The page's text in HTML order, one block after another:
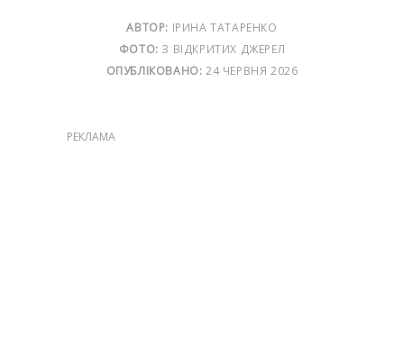
АВТОР: ІРИНА ТАТАРЕНКО
ФОТО: З ВІДКРИТИХ ДЖЕРЕЛ
ОПУБЛІКОВАНО: 24 ЧЕРВНЯ 2026